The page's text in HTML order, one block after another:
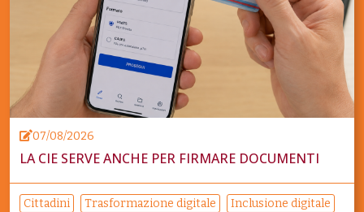
07/08/2026
LA CIE SERVE ANCHE PER FIRMARE DOCUMENTI
Cittadini Trasformazione digitale Inclusione digitale